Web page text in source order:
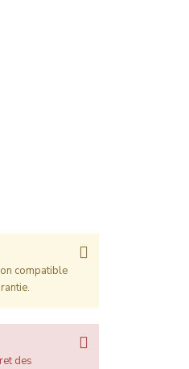
compatible
des